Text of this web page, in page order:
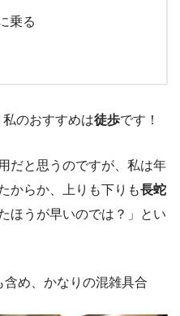
乗る
のおすすめは徒歩です！
だと思うのですが、私は年
からか、上りも下りも長蛇
ほうが早いのでは？」とい
め、かなりの混雑具合